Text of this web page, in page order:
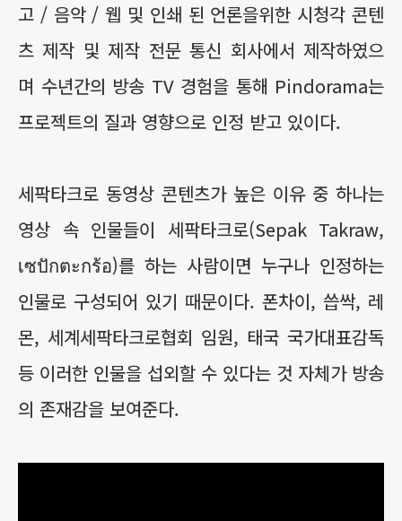
고 / 음악 / 웹 및 인쇄 된 언론을위한 시청각 콘텐
츠 제작 및 제작 전문 통신 회사에서 제작하였으
며 수년간의 방송 TV 경험을 통해 Pindorama는
프로젝트의 질과 영향으로 인정 받고 있이다.
세팍타크로 동영상 콘텐츠가 높은 이유 중 하나는
영상 속 인물들이 세팍타크로(Sepak Takraw,
เซปักตะกร้อ)를 하는 사람이면 누구나 인정하는
인물로 구성되어 있기 때문이다. 폰차이, 씁싹, 레
몬, 세계세팍타크로협회 임원, 태국 국가대표감독
등 이러한 인물을 섭외할 수 있다는 것 자체가 방송
의 존재감을 보여준다.